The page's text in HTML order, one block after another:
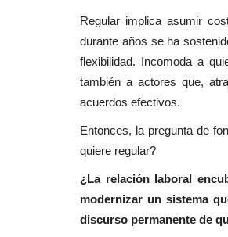
Regular implica asumir
durante años se ha
flexibilidad. Incomoda a
también a actores que,
acuerdos efectivos.
Entonces, la pregunta de
quiere regular?
¿La relación laboral
modernizar un sistema
discurso permanente de